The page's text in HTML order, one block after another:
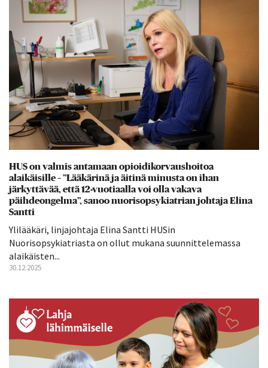
HUS on valmis antamaan opioidikorvaushoitoa
alaikäisille – ”Lääkärinä ja äitinä minusta on ihan
järkyttävää, että 12-vuotiaalla voi olla vakava
päihdeongelma”, sanoo nuorisopsykiatrian johtaja Elina
Santti
Ylilääkäri, linjajohtaja Elina Santti HUSin
Nuorisopsykiatriasta on ollut mukana suunnittelemassa
alaikäisten...
30.12.2025